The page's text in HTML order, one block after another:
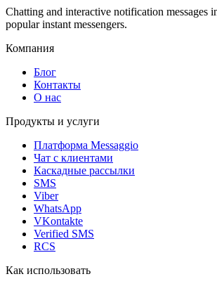
Chatting and interactive notification messages
popular instant messengers.
Компания
Блог
Контакты
О нас
Продукты и услуги
Платформа Messaggio
Чат с клиентами
Каскадные рассылки
SMS
Viber
WhatsApp
VKontakte
Verified SMS
RCS
Как использовать